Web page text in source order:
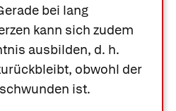
bei lang
kann sich zudem
ausbilden, d. h.
obwohl der
ist.